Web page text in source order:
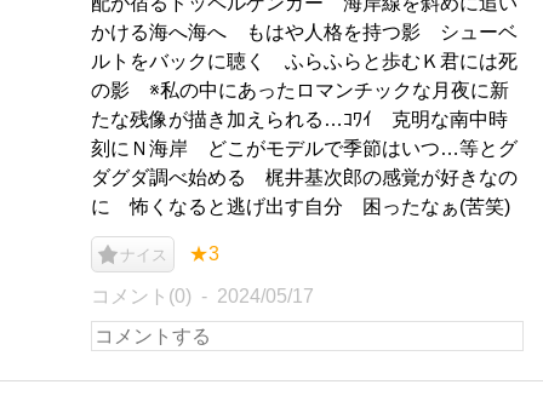
かける海へ海へ もはや人格を持つ影 シューベ
ルトをバックに聴く ふらふらと歩むＫ君には死
の影 ※私の中にあったロマンチックな月夜に新
たな残像が描き加えられる…ｺﾜｲ 克明な南中時
刻にＮ海岸 どこがモデルで季節はいつ…等とグ
ダグダ調べ始める 梶井基次郎の感覚が好きなの
に 怖くなると逃げ出す自分 困ったなぁ(苦笑)
ナイス ★3
コメント(0) 2024/05/17